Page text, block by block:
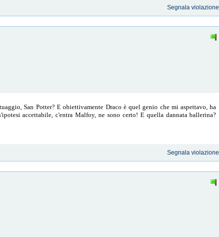
Segnala violazione
San Potter? E obiettivamente Draco è quel genio che mi aspettavo, ha
accettabile, c'entra Malfoy, ne sono certo! E quella dannata ballerina?
Segnala violazione